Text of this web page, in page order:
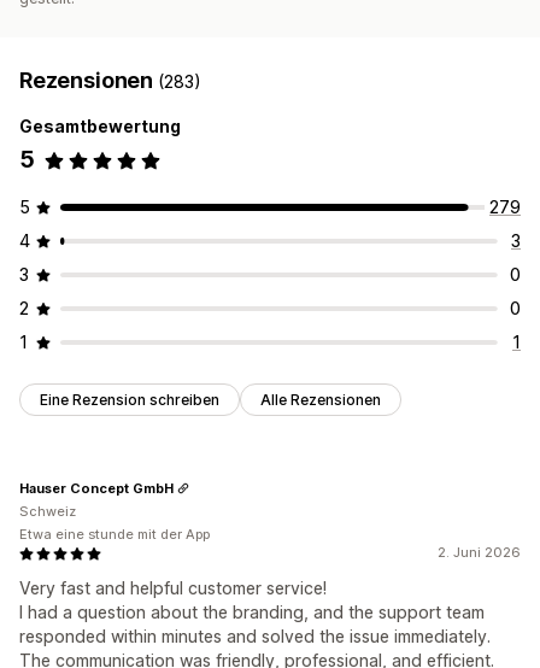
Rezensionen (283)
Gesamtbewertung
5
5
279
4
3
3
0
2
0
1
1
Eine Rezension schreiben Alle Rezensionen
2. Juni 2026
Very fast and helpful customer service!
I had a question about the branding, and the support team
responded within minutes and solved the issue immediately.
The communication was friendly, professional, and efficient.
Hauser Concept GmbH
Schweiz
Etwa eine stunde mit der App